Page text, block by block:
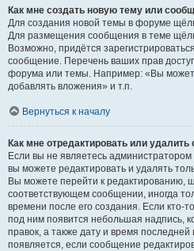
Как мне создать новую тему или
Для создания новой темы в форуме
Для размещения сообщения в теме
Возможно, придётся
сообщение. Перечень ваших прав
форума или темы. Например: «Вы
добавлять вложения» и т.п.
Вернуться к началу
Как мне отредактировать или
Если вы не являетесь
вы можете редактировать и удалять
Вы можете перейти к редактированию,
соответствующем сообщении, иногда
времени после его создания. Если кто-
под ним появится небольшая надпись,
правок, а также дату и время последней
появляется, если сообщение